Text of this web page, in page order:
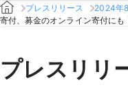
プレスリリース
2024年
寄付、募金のオンライン寄付に
プレスリリ